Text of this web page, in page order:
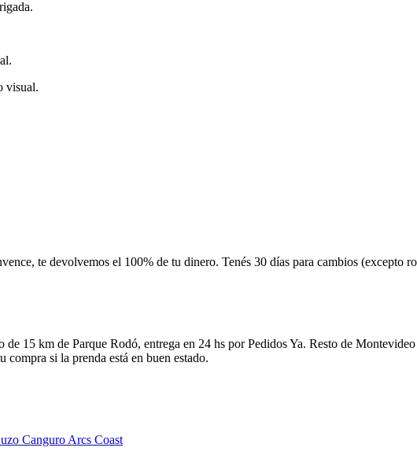
visual.
te devolvemos el 100% de tu dinero. Tenés 30 días para cambios
15 km de Parque Rodó, entrega en 24 hs por Pedidos Ya. Resto de
compra si la prenda está en buen estado.